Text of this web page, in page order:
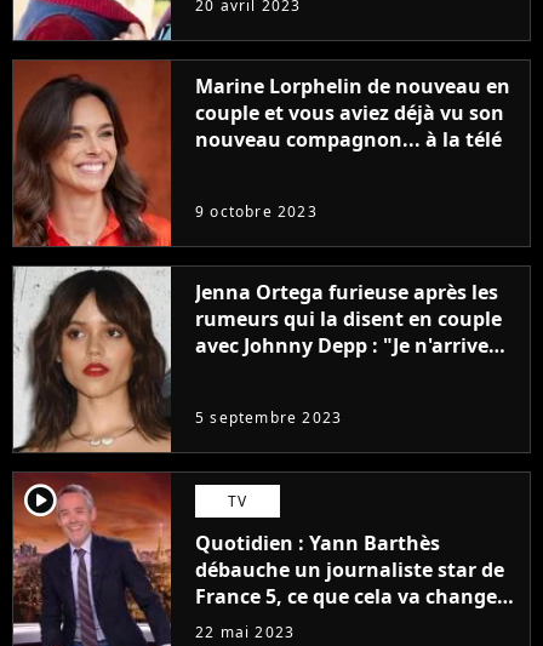
20 avril 2023
Marine Lorphelin de nouveau en
couple et vous aviez déjà vu son
nouveau compagnon... à la télé
9 octobre 2023
Jenna Ortega furieuse après les
rumeurs qui la disent en couple
avec Johnny Depp : "Je n'arrive
5 septembre 2023
player2 TV
Quotidien : Yann Barthès
débauche un journaliste star de
France 5, ce que cela va changer
à la rentrée
22 mai 2023